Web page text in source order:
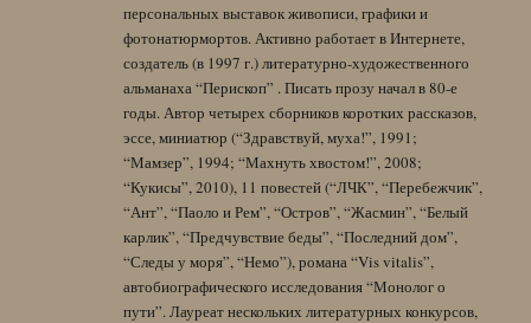
персональных выставок живописи, графики и
фотонатюрмортов. Активно работает в Интернете,
создатель (в 1997 г.) литературно-художественного
альманаха “Перископ” . Писать прозу начал в 80-е
годы. Автор четырех сборников коротких рассказов,
эссе, миниатюр (“Здравствуй, муха!”, 1991;
“Мамзер”, 1994; “Махнуть хвостом!”, 2008;
“Кукисы”, 2010), 11 повестей (“ЛЧК”, “Перебежчик”,
“Ант”, “Паоло и Рем”, “Остров”, “Жасмин”, “Белый
карлик”, “Предчувствие беды”, “Последний дом”,
“Следы у моря”, “Немо”), романа “Vis vitalis”,
автобиографического исследования “Монолог о
пути”. Лауреат нескольких литературных конкурсов,